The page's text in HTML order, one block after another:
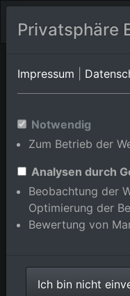
Orts-Album von
Im Shop bestellen
Privatsphäre
Impressum
Notwendig
Zum Betrieb der
Analysen durch
Beobachtung der
Optimierung der
Bewertung von
Ich bin nicht